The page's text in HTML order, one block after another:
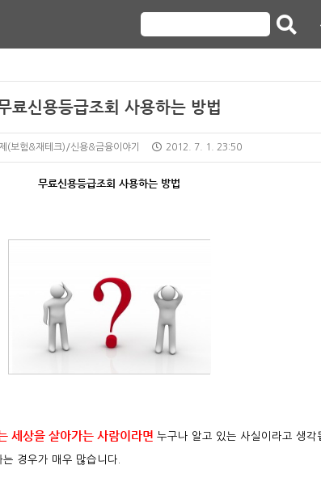
료신용등급조회 사용하는 방법
(보험&재테크)/신용&금융이야기 2012. 7. 1. 23:50
무료신용등급조회 사용하는 방법
세상을 살아가는 사람이라면 누구나 알고 있는 사실이라고 생각
경우가 매우 많습니다.